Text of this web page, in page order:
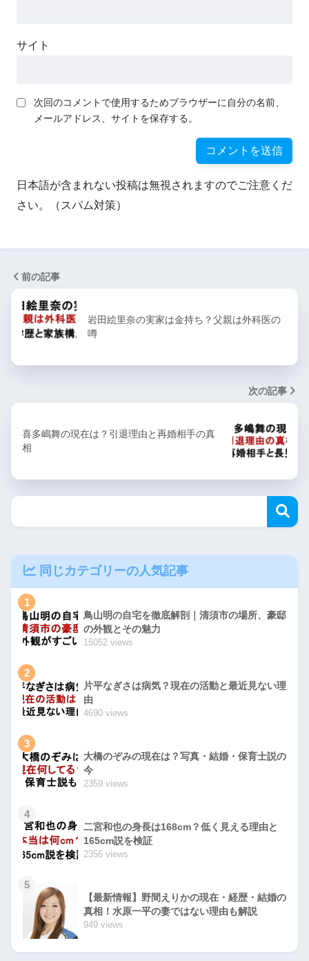
サイト
次回のコメントで使用するためブラウザーに自分の名前、
メールアドレス、サイトを保存する。
日本語が含まれない投稿は無視されますのでご注意くだ
さい。（スパム対策）
前の記事
岩田絵里奈の実家は金持ち？父親は外科医の
噂
次の記事
喜多嶋舞の現在は？引退理由と再婚相手の真
相
同じカテゴリーの人気記事
1
鳥山明の自宅を徹底解剖｜清須市の場所、豪邸
の外観とその魅力
15052 views
2
片平なぎさは病気？現在の活動と最近見ない理
由
4690 views
3
大橋のぞみの現在は？写真・結婚・保育士説の
今
2359 views
4
二宮和也の身長は168cm？低く見える理由と
165cm説を検証
2356 views
5
【最新情報】野間えりかの現在・経歴・結婚の
真相！水原一平の妻ではない理由も解説
949 views